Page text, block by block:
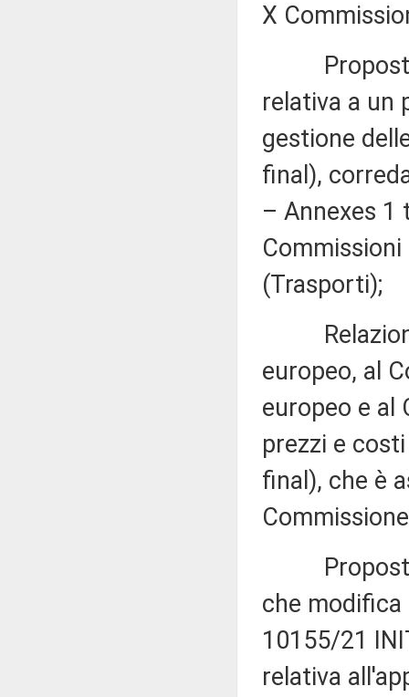
X
Proposta
relativa a un
gestione
final),
– Annexes 1
(Trasporti);
Relazione
europeo, al
europeo e al
prezzi e
final), che è
Proposta
che modifica
10155/21
relativa